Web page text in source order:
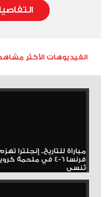
الفيديوهات الأكثر
مباراة للتاريخ.. إنجلترا
فرنسا 6-4 في ملحمة
تُنسى